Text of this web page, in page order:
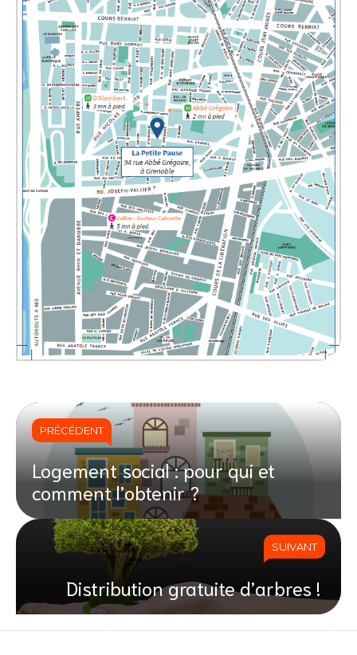
PRÉCÉDENT
Logement social : pour qui et
comment l’obtenir ?
SUIVANT
Distribution gratuite d’arbres !